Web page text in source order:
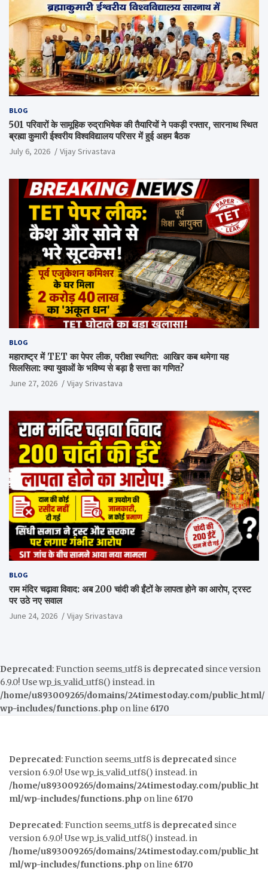
BLOG
501 परिवारों के सामूहिक रुद्राभिषेक की तैयारियों ने पकड़ी रफ्तार, सारनाथ स्थित
ब्रह्मा कुमारी ईश्वरीय विश्वविद्यालय परिसर में हुई अहम बैठक
July 6, 2026 Vijay Srivastava
BLOG
महाराष्ट्र में TET का पेपर लीक, परीक्षा स्थगित: आखिर कब थमेगा यह
सिलसिला: क्या युवाओं के भविष्य से बड़ा है सत्ता का गणित?
June 27, 2026 Vijay Srivastava
BLOG
राम मंदिर चढ़ावा विवाद: अब 200 चांदी की ईंटों के लापता होने का आरोप, ट्रस्ट
पर उठे नए सवाल
June 24, 2026 Vijay Srivastava
Deprecated: Function seems_utf8 is deprecated since version
6.9.0! Use wp_is_valid_utf8() instead. in
/home/u893009265/domains/24timestoday.com/public_html/
wp-includes/functions.php on line 6170
Deprecated: Function seems_utf8 is deprecated since
version 6.9.0! Use wp_is_valid_utf8() instead. in
/home/u893009265/domains/24timestoday.com/public_ht
ml/wp-includes/functions.php on line 6170
Deprecated: Function seems_utf8 is deprecated since
version 6.9.0! Use wp_is_valid_utf8() instead. in
/home/u893009265/domains/24timestoday.com/public_ht
ml/wp-includes/functions.php on line 6170